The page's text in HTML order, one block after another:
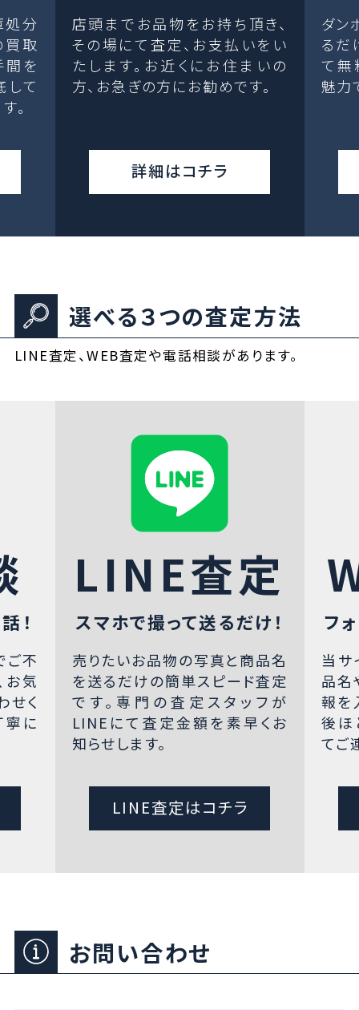
処分
取
間を
して
。
店頭までお品物をお持ち頂き、
その場にて査定、お支払いをい
たします。お近くにお住まいの
方、お急ぎの方にお勧めです。
詳細はコチラ
ダン
るだ
て無
魅力
選べる３つの査定方法
LINE査定、WEB査定や電話相談があります。
！
ご不
お気
せく
寧に
LINE査定
スマホで撮って送るだけ！
売りたいお品物の写真と商品名
を送るだけの簡単スピード査定
です。専門の査定スタッフが
LINEにて査定金額を素早くお
知らせします。
LINE査定はコチラ
フ
当サ
品名
報を
後ほ
てご
お問い合わせ